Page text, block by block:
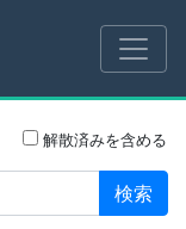
解散済みを含める
検索